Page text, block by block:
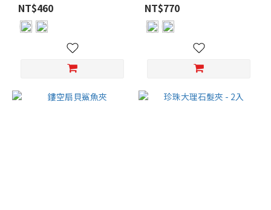
NT$460 NT$770